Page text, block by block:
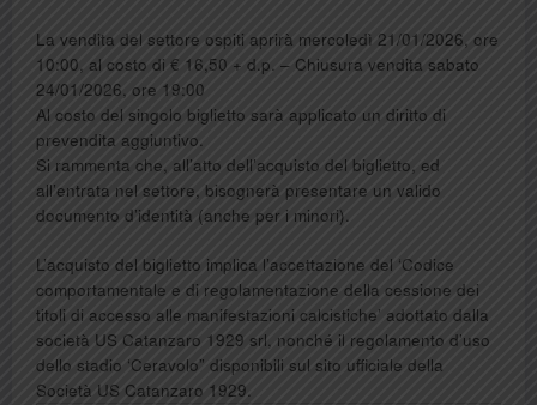
La vendita del settore ospiti aprirà mercoledì 21/01/2026, ore
10:00, al costo di € 16,50 + d.p. – Chiusura vendita sabato
24/01/2026, ore 19:00
Al costo del singolo biglietto sarà applicato un diritto di
prevendita aggiuntivo.
Si rammenta che, all’atto dell’acquisto del biglietto, ed
all’entrata nel settore, bisognerà presentare un valido
documento d’identità (anche per i minori).
L’acquisto del biglietto implica l’accettazione del ‘Codice
comportamentale e di regolamentazione della cessione dei
titoli di accesso alle manifestazioni calcistiche’ adottato dalla
società US Catanzaro 1929 srl, nonché il regolamento d’uso
dello stadio ‘Ceravolo” disponibili sul sito ufficiale della
Società US Catanzaro 1929.